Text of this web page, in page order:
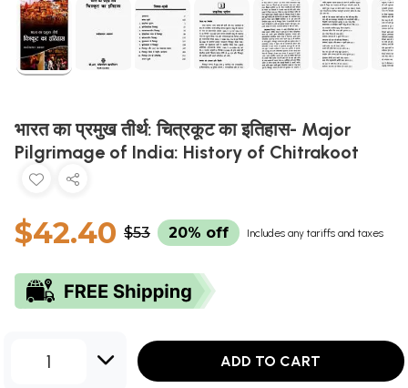
भारत का प्रमुख तीर्थ: चित्रकूट का इतिहास- Major
Pilgrimage of India: History of Chitrakoot
$42.40 $53 20% off Includes any tariffs and taxes
1 ADD TO CART